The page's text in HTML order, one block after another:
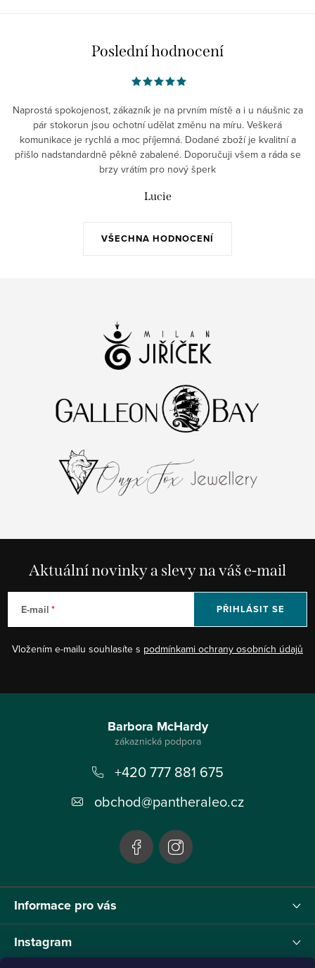
Poslední hodnocení
VŠECHNA HODNOCENÍ
Naprostá spokojenost, zákazník je na prvním místě a i u náušnic za
pár stokorun jsou ochotní udělat změnu na míru. Veškerá
komunikace je rychlá a moc příjemná. Dodané zboží je kvalitní a
přišlo nadstandardně pěkně zabalené. Doporučuji všem a ráda se
brzy vrátím pro nový šperk
Lucie
Aktuální novinky a slevy na váš e-mail
E-mail
Vložením e-mailu souhlasíte s podmínkami ochrany osobních údajů
PŘIHLÁSIT SE
Informace pro vás
Instagram
Barbora McHardy
+420 777 881 675
obchod@pantheraleo.cz